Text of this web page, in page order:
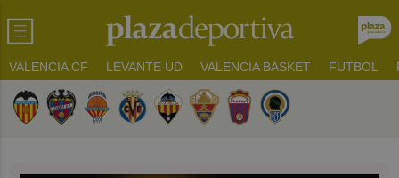
VALENCIA CF LEVANTE UD VALENCIA BASKET FUTBOL